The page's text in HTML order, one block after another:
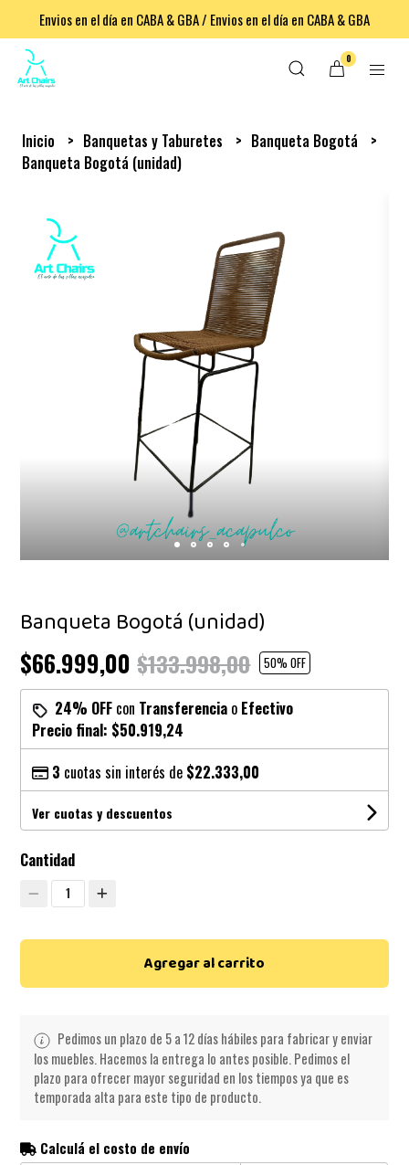
Envios en el día en CABA & GBA / Envios en el día en CABA & GBA
0
Inicio Banquetas y Taburetes
Banqueta Bogotá
Banqueta Bogotá (unidad)
Banqueta Bogotá (unidad)
$66.999,00$133.998,00 50% OFF
24% OFF con Transferencia o Efectivo
Precio final: $50.919,24
3 cuotas sin interés de $22.333,00
Ver cuotas y descuentos
Cantidad
1
Agregar al carrito
Pedimos un plazo de 5 a 12 días hábiles para fabricar y enviar
los muebles. Hacemos la entrega lo antes posible. Pedimos el
plazo para ofrecer mayor seguridad en los tiempos ya que es
temporada alta para este tipo de producto.
Calculá el costo de envío